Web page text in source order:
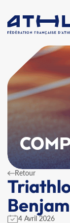
Retour
4 Avril 2026